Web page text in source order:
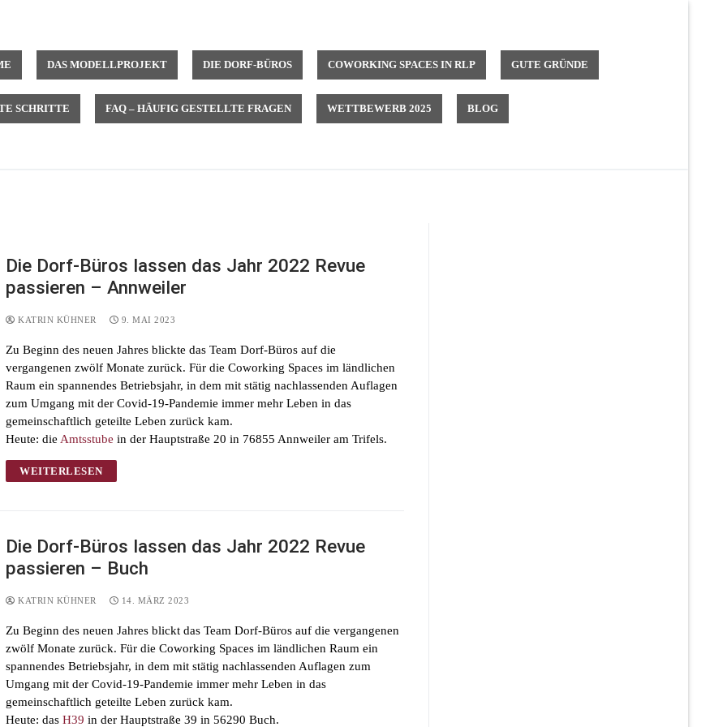
DAS MODELLPROJEKT DIE DORF-BÜROS COWORKING SPACES IN RLP GUTE GRÜNDE
SCHRITTE FAQ – HÄUFIG GESTELLTE FRAGEN WETTBEWERB 2025 BLOG
Die Dorf-Büros lassen das Jahr 2022 Revue
passieren – Annweiler
KATRIN KÜHNER 9. MAI 2023
Zu Beginn des neuen Jahres blickte das Team Dorf-Büros auf die
vergangenen zwölf Monate zurück. Für die Coworking Spaces im ländlichen
Raum ein spannendes Betriebsjahr, in dem mit stätig nachlassenden Auflagen
zum Umgang mit der Covid-19-Pandemie immer mehr Leben in das
gemeinschaftlich geteilte Leben zurück kam.
Heute: die Amtsstube in der Hauptstraße 20 in 76855 Annweiler am Trifels.
WEITERLESEN
Die Dorf-Büros lassen das Jahr 2022 Revue
passieren – Buch
KATRIN KÜHNER 14. MÄRZ 2023
Zu Beginn des neuen Jahres blickt das Team Dorf-Büros auf die vergangenen
zwölf Monate zurück. Für die Coworking Spaces im ländlichen Raum ein
spannendes Betriebsjahr, in dem mit stätig nachlassenden Auflagen zum
Umgang mit der Covid-19-Pandemie immer mehr Leben in das
gemeinschaftlich geteilte Leben zurück kam.
Heute: das H39 in der Hauptstraße 39 in 56290 Buch.